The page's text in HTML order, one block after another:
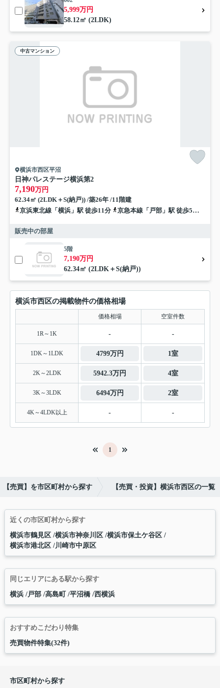
5,999万円
58.12㎡ (2LDK)
中古マンション
横浜市西区平沼
日神パレステージ横浜第2
7,190万円
62.34㎡ (2LDK＋S(納戸)) /築26年 /11階建
京浜東北線「横浜」駅 徒歩11分
京急本線「戸部」駅 徒歩5分
販売中の部屋
5階
7,190万円
62.34㎡ (2LDK＋S(納戸))
横浜市西区の掲載物件の価格相場
価格相場 空室件数
1R～1K - -
1DK～1LDK 4799万円 1室
2K～2LDK 5942.3万円 4室
3K～3LDK 6494万円 2室
4K～4LDK以上 - -
1
【売買】を市区町村から探す 【売買・投資】横浜市西区の一覧
近くの市区町村から探す
横浜市鶴見区 横浜市神奈川区 横浜市保土ケ谷区
横浜市港北区 川崎市中原区
同じエリアにある駅から探す
横浜 戸部 高島町 平沼橋 西横浜
おすすめこだわり特集
売買物件特集(32件)
市区町村から探す